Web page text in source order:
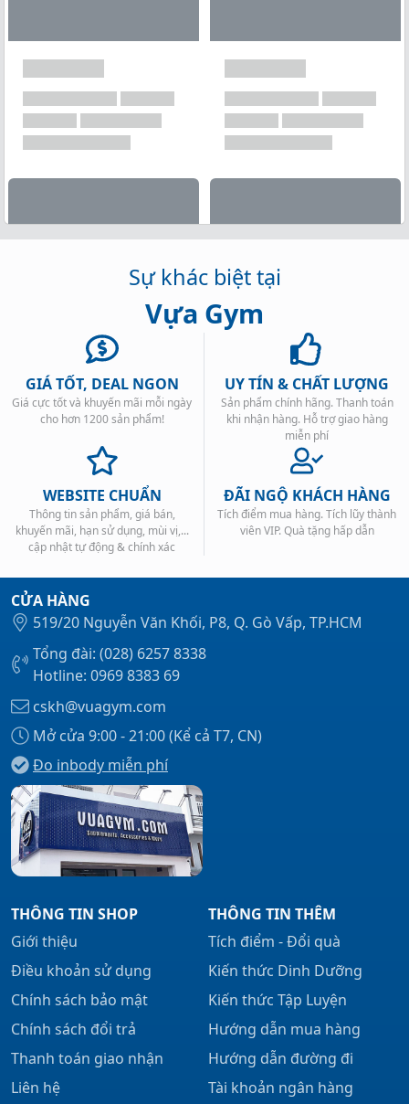
Xem tất cả →
Xem tất cả →
Sự khác biệt tại
Vựa Gym
GIÁ TỐT, DEAL NGON
Giá cực tốt và khuyến mãi mỗi ngày
cho hơn 1200 sản phẩm!
UY TÍN & CHẤT LƯỢNG
Sản phẩm chính hãng. Thanh toán
khi nhận hàng. Hỗ trợ giao hàng
miễn phí
WEBSITE CHUẨN
Thông tin sản phẩm, giá bán,
khuyến mãi, hạn sử dụng, mùi vị,...
cập nhật tự động & chính xác
ĐÃI NGỘ KHÁCH HÀNG
Tích điểm mua hàng. Tích lũy thành
viên VIP. Quà tặng hấp dẫn
CỬA HÀNG
519/20 Nguyễn Văn Khối, P8, Q. Gò Vấp, TP.HCM
Tổng đài: (028) 6257 8338
Hotline: 0969 8383 69
cskh@vuagym.com
Mở cửa 9:00 - 21:00 (Kể cả T7, CN)
Đo inbody miễn phí
THÔNG TIN SHOP
Giới thiệu
Điều khoản sử dụng
Chính sách bảo mật
Chính sách đổi trả
Thanh toán giao nhận
Liên hệ
THÔNG TIN THÊM
Tích điểm - Đổi quà
Kiến thức Dinh Dưỡng
Kiến thức Tập Luyện
Hướng dẫn mua hàng
Hướng dẫn đường đi
Tài khoản ngân hàng